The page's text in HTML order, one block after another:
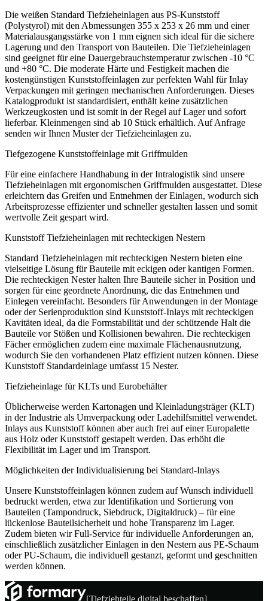
Die weißen Standard Tiefzieheinlagen aus PS-Kunststoff
(Polystyrol) mit den Abmessungen 355 x 253 x 26 mm und einer
Materialausgangsstärke von 1 mm eignen sich ideal für die sichere
Lagerung und den Transport von Bauteilen. Die Tiefzieheinlagen
sind geeignet für eine Dauergebrauchstemperatur zwischen -10 °C
und +80 °C. Die moderate Härte und Festigkeit machen die
kostengünstigen Kunststoffeinlagen zur perfekten Wahl für Inlay
Verpackungen mit geringen mechanischen Anforderungen. Dieses
Katalogprodukt ist standardisiert, enthält keine zusätzlichen
Werkzeugkosten und ist somit in der Regel auf Lager und sofort
lieferbar. Kleinmengen sind ab 10 Stück erhältlich. Auf Anfrage
senden wir Ihnen Muster der Tiefzieheinlagen zu.
Tiefgezogene Kunststoffeinlage mit Griffmulden
Für eine einfachere Handhabung in der Intralogistik sind unsere
Tiefzieheinlagen mit ergonomischen Griffmulden ausgestattet. Diese
erleichtern das Greifen und Entnehmen der Einlagen, wodurch sich
Arbeitsprozesse effizienter und schneller gestalten lassen und somit
wertvolle Zeit gespart wird.
Kunststoff Tiefzieheinlagen mit rechteckigen Nestern
Standard Tiefzieheinlagen mit rechteckigen Nestern bieten eine
vielseitige Lösung für Bauteile mit eckigen oder kantigen Formen.
Die rechteckigen Nester halten Ihre Bauteile sicher in Position und
sorgen für eine geordnete Anordnung, die das Entnehmen und
Einlegen vereinfacht. Besonders für Anwendungen in der Montage
oder der Serienproduktion sind Kunststoff-Inlays mit rechteckigen
Kavitäten ideal, da die Formstabilität und der schützende Halt die
Bauteile vor Stößen und Kollisionen bewahren. Die rechteckigen
Fächer ermöglichen zudem eine maximale Flächenausnutzung,
wodurch Sie den vorhandenen Platz effizient nutzen können. Diese
Kunststoff Standardeinlage umfasst 15 Nester.
Tiefzieheinlage für KLTs und Eurobehälter
Üblicherweise werden Kartonagen und Kleinladungsträger (KLT)
in der Industrie als Umverpackung oder Ladehilfsmittel verwendet.
Inlays aus Kunststoff können aber auch frei auf einer Europalette
aus Holz oder Kunststoff gestapelt werden. Das erhöht die
Flexibilität im Lager und im Transport.
Möglichkeiten der Individualisierung bei Standard-Inlays
Unsere Kunststoffeinlagen können zudem auf Wunsch individuell
bedruckt werden, etwa zur Identifikation und Sortierung von
Bauteilen (Tampondruck, Siebdruck, Digitaldruck) – für eine
lückenlose Bauteilsicherheit und hohe Transparenz im Lager.
Zudem bieten wir Full-Service für individuelle Anforderungen an,
einschließlich zusätzlicher Einlagen in den Nestern aus PE-Schaum
oder PU-Schaum, die individuell gestanzt, geformt und geschnitten
werden können.
[Tiefziehteile digital beschaffen]